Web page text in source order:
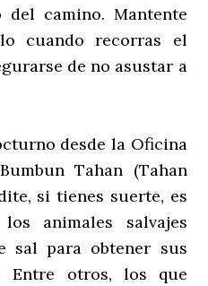
camino. Mantente
cuando recorras el
de no asustar a
desde la Oficina
Tahan (Tahan
si tienes suerte, es
animales salvajes
sal para obtener sus
Entre otros, los que